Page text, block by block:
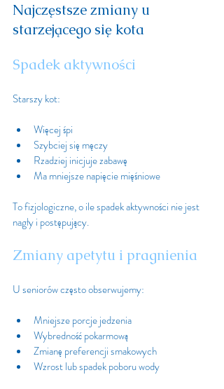
Najczęstsze zmiany u
starzejącego się kota
Spadek aktywności
Starszy kot:
Więcej śpi
Szybciej się męczy
Rzadziej inicjuje zabawę
Ma mniejsze napięcie mięśniowe
To fizjologiczne, o ile spadek aktywności nie jest
nagły i postępujący.
Zmiany apetytu i pragnienia
U seniorów często obserwujemy:
Mniejsze porcje jedzenia
Wybredność pokarmową
Zmianę preferencji smakowych
Wzrost lub spadek poboru wody